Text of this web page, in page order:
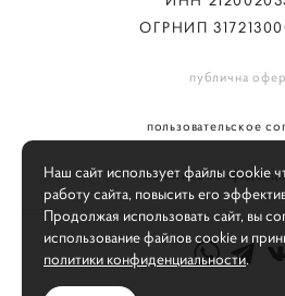
ОГРНИП
публична
пользовательское
политика
Наш сайт использует файлы cookie
работу сайта, повысить его
Продолжая использовать сайт, вы
использование файлов cookie и
политики конфиденциальности.